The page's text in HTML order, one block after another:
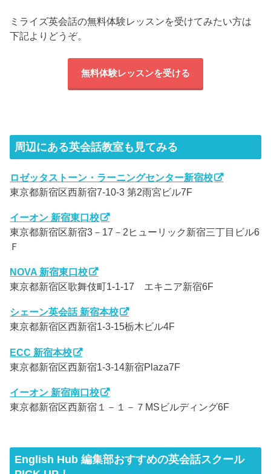
ミライズ英会話の無料体験レッスンを受けてみたい方は
下記よりどうぞ。
無料体験レッスンを受ける
周辺にある英会話教室も見てみる
ロゼッタストーン・ラーニングセンター新宿校
東京都新宿区西新宿7-10-3 第2雨宮ビル7F
イーオン 新宿東口校
東京都新宿区新宿3－17－2ヒューリック新宿三丁目ビル6
Ｆ
NOVA 新宿東口校
東京都新宿区歌舞伎町1-1-17 エキニア新宿6F
シェーン英会話 新宿本校
東京都新宿区西新宿1-3-15栃木ビル4F
ECC 新宿本校
東京都新宿区西新宿1-3-14新宿Plaza7F
イーオン 新宿南口校
東京都新宿区西新宿１－１－７MSビルディング6F
English Hub 編集部おすすめの英会話スクール